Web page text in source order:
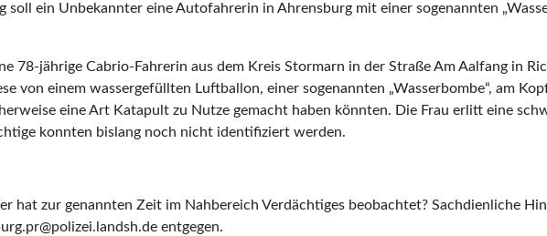
soll ein Unbekannter eine Autofahrerin in Ahrensburg mit einer sogenannten
78-jährige Cabrio-Fahrerin aus dem Kreis Stormarn in der Straße Am Aalfang in
von einem wassergefüllten Luftballon, einer sogenannten „Wasserbombe“, am
eine Art Katapult zu Nutze gemacht haben könnten. Die Frau erlitt eine
konnten bislang noch nicht identifiziert werden.
hat zur genannten Zeit im Nahbereich Verdächtiges beobachtet? Sachdienliche
entgegen.